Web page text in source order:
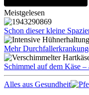
Meistgelesen
Schon dieser kleine
Mehr
Schimmel auf dem Käse
Alles aus Gesundheit